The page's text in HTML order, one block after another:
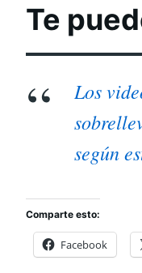
Te
Los
según
Comparte esto:
Facebook